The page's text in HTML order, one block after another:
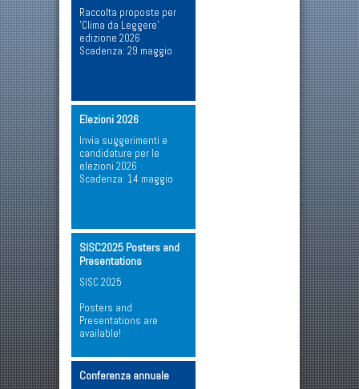
Raccolta proposte per
'Clima da Leggere'
edizione 2026
Scadenza: 29 maggio
Elezioni 2026
Invia suggerimenti e
candidature per le
elezioni 2026
Scadenza: 14 maggio
SISC2025 Posters and
Presentations
SISC 2025
Posters and
Presentations are
available!
Conferenza annuale